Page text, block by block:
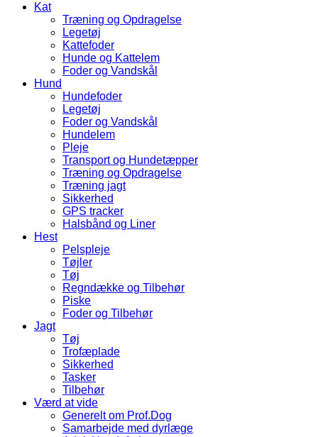
Kat
Træning og Opdragelse
Legetøj
Kattefoder
Hunde og Kattelem
Foder og Vandskål
Hund
Hundefoder
Legetøj
Foder og Vandskål
Hundelem
Pleje
Transport og Hundetæpper
Træning og Opdragelse
Træning jagt
Sikkerhed
GPS tracker
Halsbånd og Liner
Hest
Pelspleje
Tøjler
Tøj
Regndække og Tilbehør
Piske
Foder og Tilbehør
Jagt
Tøj
Trofæplade
Sikkerhed
Tasker
Tilbehør
Værd at vide
Generelt om Prof.Dog
Samarbejde med dyrlæge